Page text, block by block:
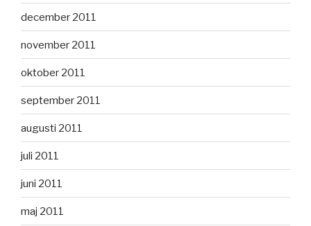
december 2011
november 2011
oktober 2011
september 2011
augusti 2011
juli 2011
juni 2011
maj 2011